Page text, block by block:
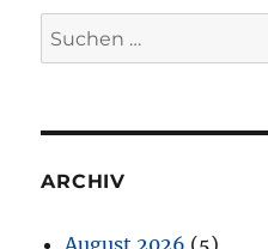
Suchen
nach:
ARCHIV
August 2026 (5)